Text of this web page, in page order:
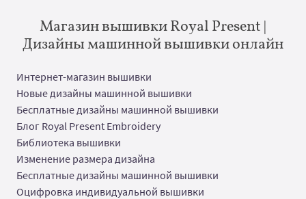
Магазин вышивки Royal Present |
Дизайны машинной вышивки онлайн
Интернет-магазин вышивки
Новые дизайны машинной вышивки
Бесплатные дизайны машинной вышивки
Блог Royal Present Embroidery
Библиотека вышивки
Изменение размера дизайна
Бесплатные дизайны машинной вышивки
Оцифровка индивидуальной вышивки